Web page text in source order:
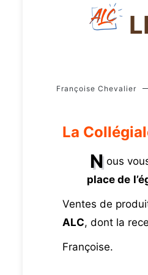
Françoise Chevalier
La
N ous
place de
Ventes de
ALC, dont la
Françoise.